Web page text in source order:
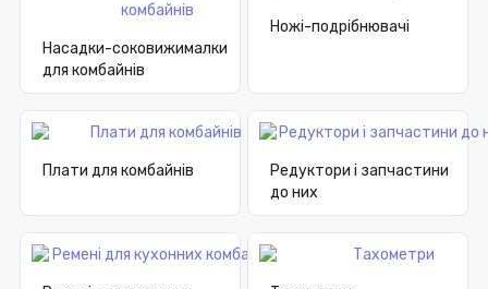
Насадки-соковижималки
для комбайнів
Ножі-подрібнювачі
Плати для комбайнів
Редуктори і запчастини
до них